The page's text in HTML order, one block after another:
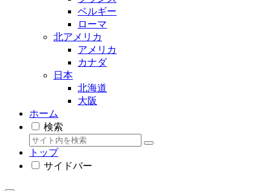
ベルギー
ローマ
北アメリカ
アメリカ
カナダ
日本
北海道
大阪
ホーム
検索
トップ
サイドバー